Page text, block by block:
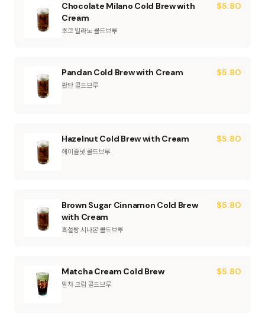
Chocolate Milano Cold Brew with
Cream
초코 밀라노 콜드브루
$5.80
Pandan Cold Brew with Cream
판단 콜드브루
$5.80
Hazelnut Cold Brew with Cream
헤이즐넛 콜드브루
$5.80
Brown Sugar Cinnamon Cold Brew
with Cream
흑설탕 시나몬 콜드브루
$5.80
Matcha Cream Cold Brew
말차 크림 콜드브루
$5.80